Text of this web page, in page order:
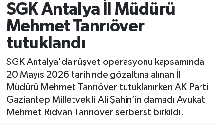
SGK Antalya İl Müdürü
Mehmet Tanrıöver
tutuklandı
SGK Antalya'da rüşvet operasyonu kapsamında
20 Mayıs 2026 tarihinde gözaltına alınan İl
Müdürü Mehmet Tanrıöver tutuklanırken AK Parti
Gaziantep Milletvekili Ali Şahin’in damadı Avukat
Mehmet Rıdvan Tanrıöver serberst bırkıldı.
Bölge
EĞİTİM
Ekonomi
Genel
Görüntülü Haber
Antalya Trafik Yoğunluk Haritası
Süper Lig Puan Durumu ve Fikstür
Tüm Manşetler
Son Dakika Haberleri
Haber Arşivi